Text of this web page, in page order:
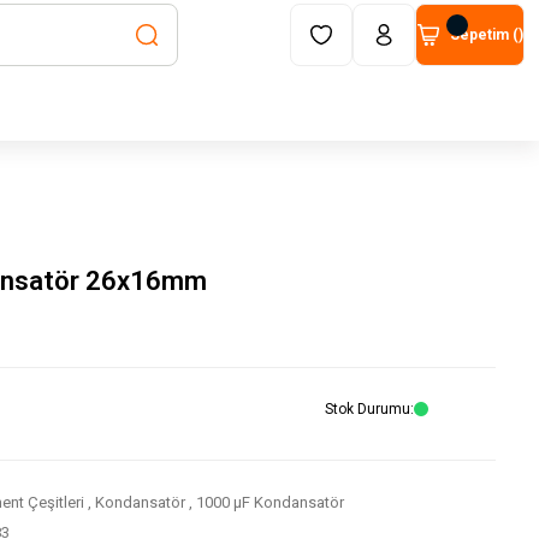
Sepetim ()
26x16mm
Stok Durumu
Çeşitleri , Kondansatör , 1000 μF Kondansatör